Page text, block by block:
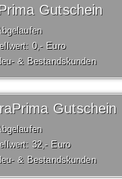
Gutschein
0,- Euro
& Bestandskunden
Gutschein
32,- Euro
& Bestandskunden